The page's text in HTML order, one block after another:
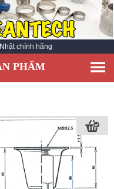
chính hãng
PHẨM